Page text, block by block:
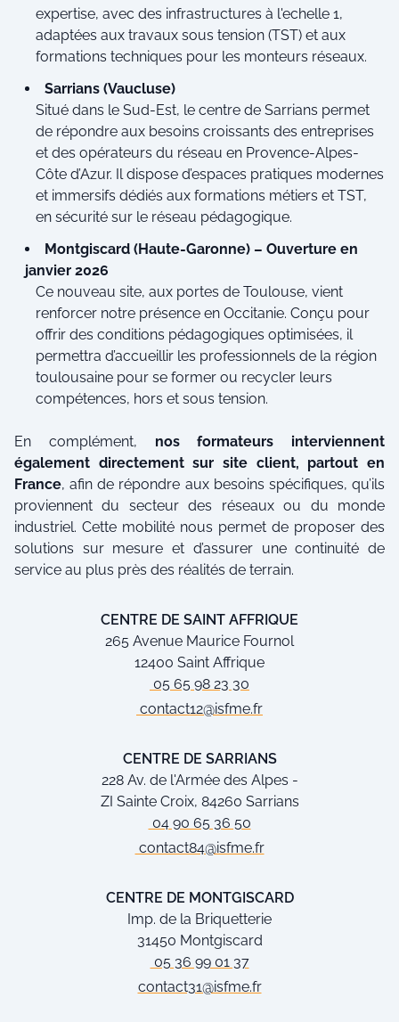
expertise, avec des infrastructures à l'echelle 1,
adaptées aux travaux sous tension (TST) et aux
formations techniques pour les monteurs réseaux.
Sarrians (Vaucluse)
Situé dans le Sud-Est, le centre de Sarrians permet
de répondre aux besoins croissants des entreprises
et des opérateurs du réseau en Provence-Alpes-
Côte d’Azur. Il dispose d’espaces pratiques modernes
et immersifs dédiés aux formations métiers et TST,
en sécurité sur le réseau pédagogique.
Montgiscard (Haute-Garonne) – Ouverture en
janvier 2026
Ce nouveau site, aux portes de Toulouse, vient
renforcer notre présence en Occitanie. Conçu pour
offrir des conditions pédagogiques optimisées, il
permettra d’accueillir les professionnels de la région
toulousaine pour se former ou recycler leurs
compétences, hors et sous tension.
En complément, nos formateurs interviennent
également directement sur site client, partout en
France, afin de répondre aux besoins spécifiques, qu’ils
proviennent du secteur des réseaux ou du monde
industriel. Cette mobilité nous permet de proposer des
solutions sur mesure et d’assurer une continuité de
service au plus près des réalités de terrain.
CENTRE DE SAINT AFFRIQUE
265 Avenue Maurice Fournol
12400 Saint Affrique
05 65 98 23 30
contact12@isfme.fr
CENTRE DE SARRIANS
228 Av. de l'Armée des Alpes -
ZI Sainte Croix, 84260 Sarrians
04 90 65 36 50
contact84@isfme.fr
CENTRE DE MONTGISCARD
Imp. de la Briquetterie
31450 Montgiscard
05 36 99 01 37
contact31@isfme.fr